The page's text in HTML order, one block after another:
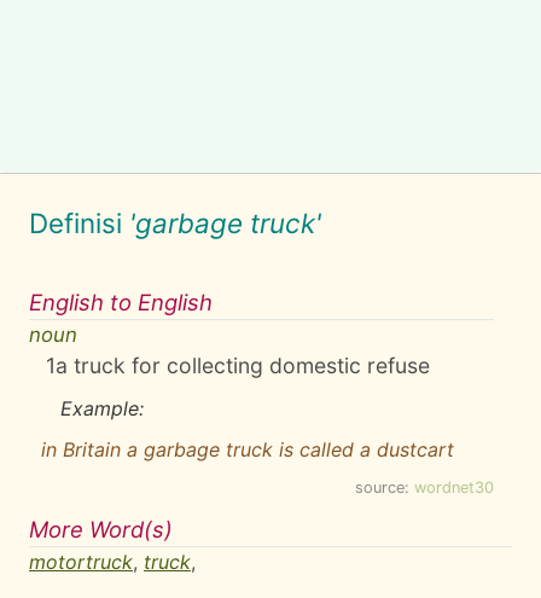
Definisi 'garbage truck'
English to English
noun
1a truck for collecting domestic refuse
Example:
in Britain a garbage truck is called a dustcart
source: wordnet30
More Word(s)
motortruck, truck,